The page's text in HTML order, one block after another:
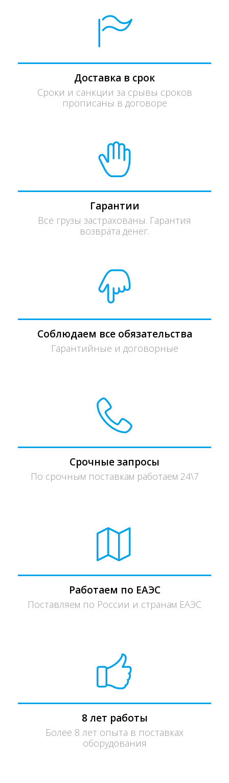
Доставка в срок
Сроки и санкции за срывы сроков
прописаны в договоре
Гарантии
Все грузы застрахованы. Гарантия
возврата денег.
Соблюдаем все обязательства
Гарантийные и договорные
Срочные запросы
По срочным поставкам работаем 24\7
Работаем по ЕАЭС
Поставляем по России и странам ЕАЭС
8 лет работы
Более 8 лет опыта в поставках
оборудования